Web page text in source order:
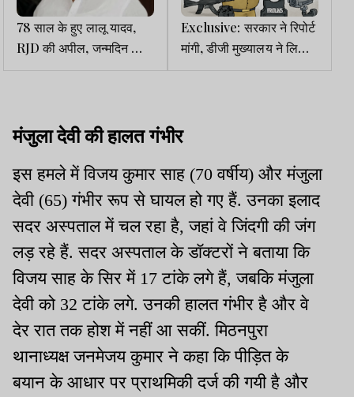
78 साल के हुए लालू यादव,
RJD की अपील, जन्मदिन को
सामाजिक न्याय एवं सद्भावना
Exclusive: सरकार ने रिपोर्ट
मांगी, डीजी मुख्यालय ने लिखा-
समिति बनाएं, घाटाले के आरोपों
मंजुला देवी की हालत गंभीर
इस हमले में विजय कुमार साह (70 वर्षीय) और मंजुला
देवी (65) गंभीर रूप से घायल हो गए हैं. उनका इलाद
सदर अस्पताल में चल रहा है, जहां वे जिंदगी की जंग
लड़ रहे हैं. सदर अस्पताल के डॉक्टरों ने बताया कि
विजय साह के सिर में 17 टांके लगे हैं, जबकि मंजुला
देवी को 32 टांके लगे. उनकी हालत गंभीर है और वे
देर रात तक होश में नहीं आ सकीं. मिठनपुरा
थानाध्यक्ष जनमेजय कुमार ने कहा कि पीड़ित के
बयान के आधार पर प्राथमिकी दर्ज की गयी है और